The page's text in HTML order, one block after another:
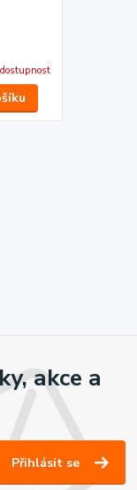
akce a
Přihlásit se